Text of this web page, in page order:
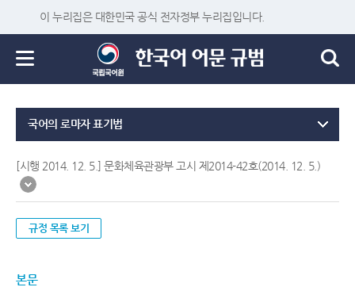
이 누리집은 대한민국 공식 전자정부 누리집입니다.
국어의 로마자 표기법
[시행 2014. 12. 5.] 문화체육관광부 고시 제2014-42호(2014. 12. 5.)
규정 목록 보기
본문